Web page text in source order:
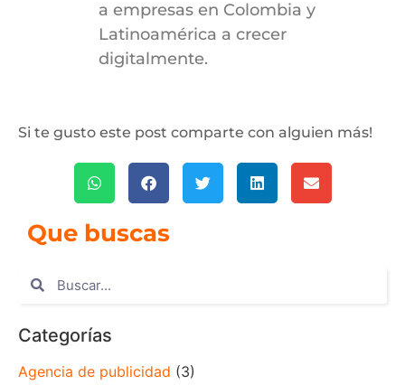
a empresas en Colombia y
Latinoamérica a crecer
digitalmente.
Si te gusto este post comparte con alguien más!
Que buscas
Categorías
Agencia de publicidad (3)